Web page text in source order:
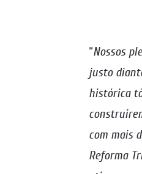
“Nossos
justo
histórica
com mais
Reforma